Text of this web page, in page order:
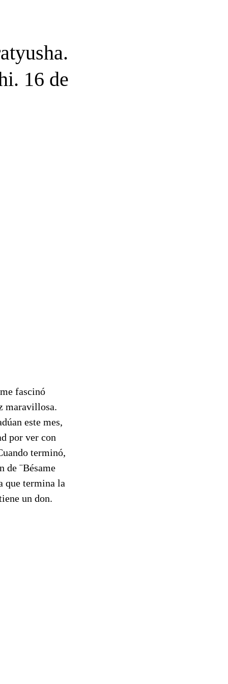
16 de
fascinó
maravillosa.
este mes,
por ver con
terminó,
de ¨Bésame
que termina la
un don.